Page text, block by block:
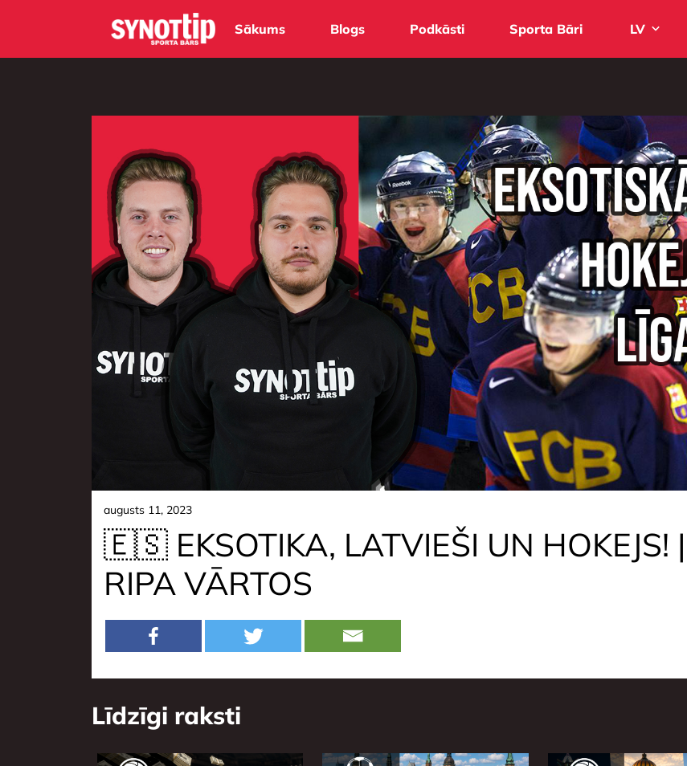
Sākums Blogs Podkāsti Sporta Bāri LV
augusts 11, 2023
🇪🇸 EKSOTIKA, LATVIEŠI UN HOKEJS! |
RIPA VĀRTOS
Līdzīgi raksti